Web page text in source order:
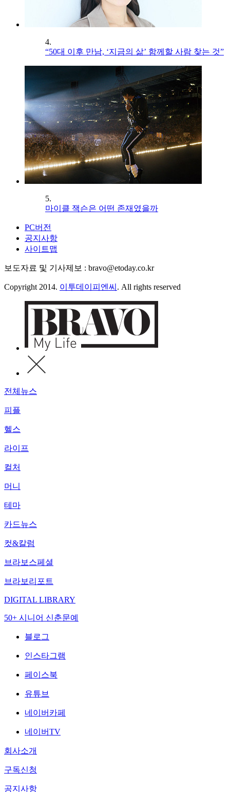
4.
“50대 이후 만남, ‘지금의 삶’ 함께할 사람 찾는 것”
5.
마이클 잭슨은 어떤 존재였을까
PC버전
공지사항
사이트맵
보도자료 및 기사제보 : bravo@etoday.co.kr
Copyright 2014. 이투데이피엔씨 . All rights reserved
전체뉴스
피플
헬스
라이프
컬처
머니
테마
카드뉴스
컷&칼럼
브라보스페셜
브라보리포트
DIGITAL LIBRARY
50+ 시니어 신춘문예
블로그
인스타그램
페이스북
유튜브
네이버카페
네이버TV
회사소개
구독신청
공지사항